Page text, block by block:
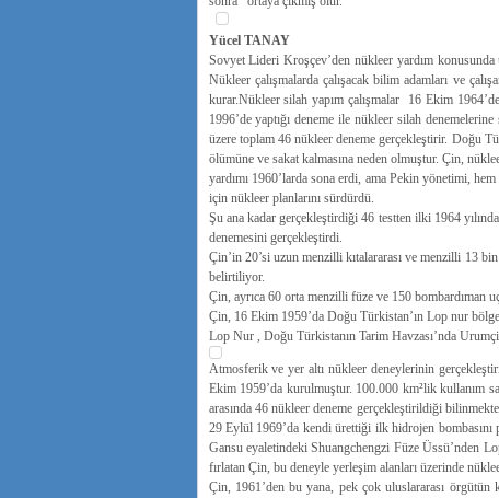
Yücel TANAY
Sovyet Lideri Kroşçev’den nükleer yardım
Nükleer çalışmalarda çalışacak bilim adamları ve
kurar.Nükleer silah yapım çalışmalar 16 Ekim
1996’de yaptığı deneme ile nükleer silah
üzere toplam 46 nükleer deneme gerçekleştirir. Doğu
ölümüne ve sakat kalmasına neden olmuştur. Çin,
yardımı 1960’larda sona erdi, ama Pekin yönetimi,
için nükleer planlarını sürdürdü.
Şu ana kadar gerçekleştirdiği 46 testten ilki 1964
denemesini gerçekleştirdi.
Çin’in 20’si uzun menzilli kıtalararası ve menzilli 13
belirtiliyor.
Çin, ayrıca 60 orta menzilli füze ve 150 bombardıman
Çin, 16 Ekim 1959’da Doğu Türkistan’ın Lop nur
Lop Nur , Doğu Türkistanın Tarim Havzası’nda
Atmosferik ve yer altı nükleer deneylerinin
Ekim 1959’da kurulmuştur. 100.000 km²lik kullanım
arasında 46 nükleer deneme gerçekleştirildiği
29 Eylül 1969’da kendi ürettiği ilk hidrojen bombasını
Gansu eyaletindeki Shuangchengzi Füze Üssü’nden
fırlatan Çin, bu deneyle yerleşim alanları üzerinde
Çin, 1961’den bu yana, pek çok uluslararası örgütün